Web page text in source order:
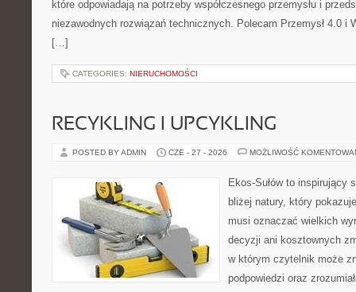
które odpowiadają na potrzeby współczesnego przemysłu i
niezawodnych rozwiązań technicznych. Polecam Przemysł 4.0 i
[…]
CATEGORIES: NIERUCHOMOŚCI
RECYKLING I UPCYKLING
POSTED BY ADMIN CZE - 27 - 2026 MOŻLIWOŚĆ
Ekos-Sułów to inspirujący
bliżej natury, który
musi oznaczać wielkich
decyzji ani kosztownych
w którym czytelnik może
podpowiedzi oraz